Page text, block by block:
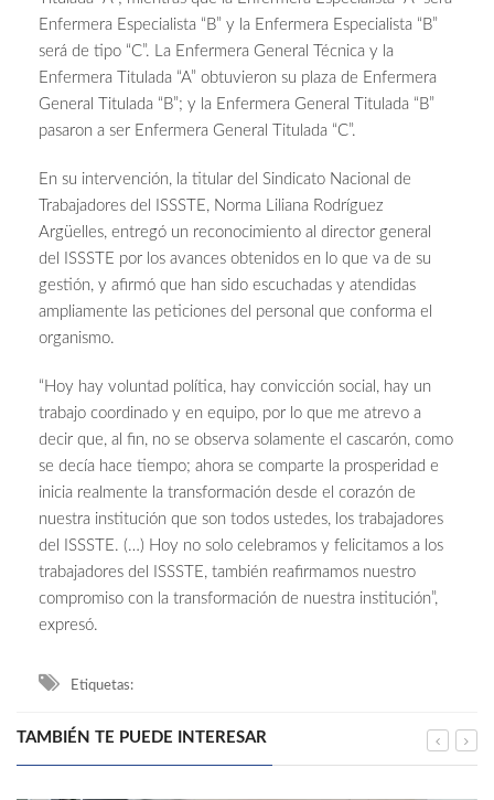
Enfermera Especialista “B” y la Enfermera Especialista “B”
será de tipo “C”. La Enfermera General Técnica y la
Enfermera Titulada “A” obtuvieron su plaza de Enfermera
General Titulada “B”; y la Enfermera General Titulada “B”
pasaron a ser Enfermera General Titulada “C”.
En su intervención, la titular del Sindicato Nacional de
Trabajadores del ISSSTE, Norma Liliana Rodríguez
Argüelles, entregó un reconocimiento al director general
del ISSSTE por los avances obtenidos en lo que va de su
gestión, y afirmó que han sido escuchadas y atendidas
ampliamente las peticiones del personal que conforma el
organismo.
“Hoy hay voluntad política, hay convicción social, hay un
trabajo coordinado y en equipo, por lo que me atrevo a
decir que, al fin, no se observa solamente el cascarón, como
se decía hace tiempo; ahora se comparte la prosperidad e
inicia realmente la transformación desde el corazón de
nuestra institución que son todos ustedes, los trabajadores
del ISSSTE. (…) Hoy no solo celebramos y felicitamos a los
trabajadores del ISSSTE, también reafirmamos nuestro
compromiso con la transformación de nuestra institución”,
expresó.
Etiquetas:
TAMBIÉN TE PUEDE INTERESAR